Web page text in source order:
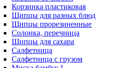
Корзинка пластиковая
Щипцы для разных блюд
Щипцы прорезиненные
Солонка, перечница
Щипцы для сахара
Салфетница
Салфетница с грузом